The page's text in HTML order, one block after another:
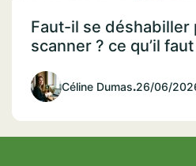
Faut-il se déshabiller
scanner ? ce qu’il
Céline Dumas.26/06/